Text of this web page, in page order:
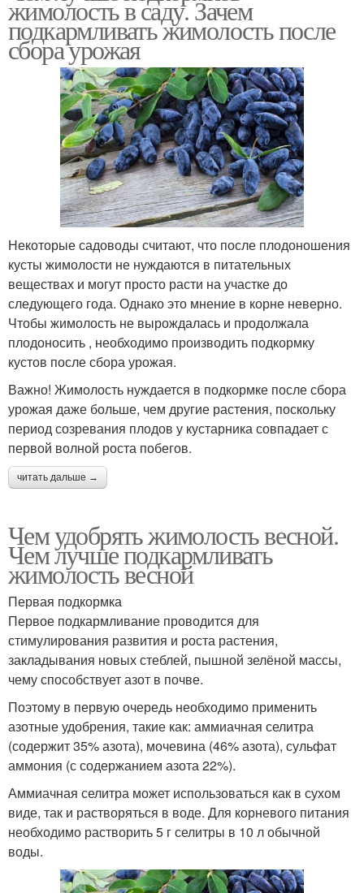
жимолость в саду. Зачем
подкармливать жимолость после
сбора урожая
Некоторые садоводы считают, что после плодоношения
кусты жимолости не нуждаются в питательных
веществах и могут просто расти на участке до
следующего года. Однако это мнение в корне неверно.
Чтобы жимолость не вырождалась и продолжала
плодоносить , необходимо производить подкормку
кустов после сбора урожая.
Важно! Жимолость нуждается в подкормке после сбора
урожая даже больше, чем другие растения, поскольку
период созревания плодов у кустарника совпадает с
первой волной роста побегов.
читать дальше →
Чем удобрять жимолость весной.
Чем лучше подкармливать
жимолость весной
Первая подкормка
Первое подкармливание проводится для
стимулирования развития и роста растения,
закладывания новых стеблей, пышной зелёной массы,
чему способствует азот в почве.
Поэтому в первую очередь необходимо применить
азотные удобрения, такие как: аммиачная селитра
(содержит 35% азота), мочевина (46% азота), сульфат
аммония (с содержанием азота 22%).
Аммиачная селитра может использоваться как в сухом
виде, так и растворяться в воде. Для корневого питания
необходимо растворить 5 г селитры в 10 л обычной
воды.